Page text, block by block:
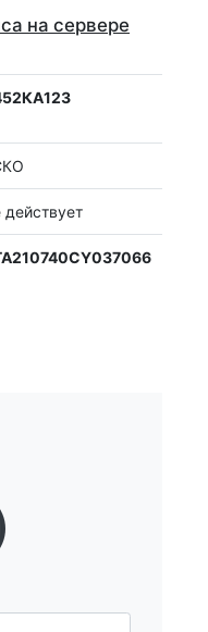
на сервере
действует